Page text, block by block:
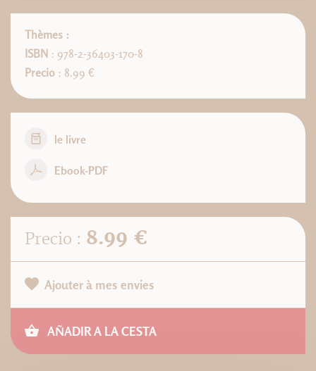
Thèmes :
ISBN : 978-2-36403-170-8
Precio : 8.99 €
le livre
Ebook-PDF
Precio : 8.99 €
Ajouter à mes envies
AÑADIR A LA CESTA